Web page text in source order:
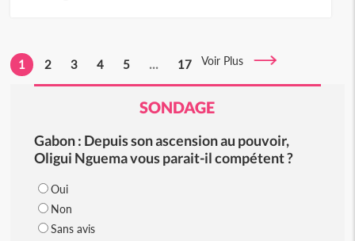
1 2 3 4 5 ... 17 Voir Plus
SONDAGE
Gabon : Depuis son ascension au pouvoir,
Oligui Nguema vous parait-il compétent ?
Oui
Non
Sans avis